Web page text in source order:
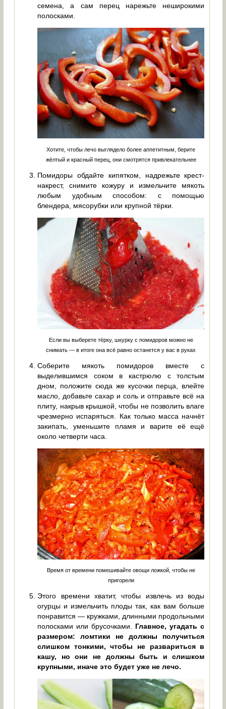
семена, а сам перец нарежьте неширокими
полосками.
Хотите, чтобы лечо выглядело более аппетитным, берите
жёлтый и красный перец, они смотрятся привлекательнее
Помидоры обдайте кипятком, надрежьте крест-
накрест, снимите кожуру и измельчите мякоть
любым удобным способом: с помощью
блендера, мясорубки или крупной тёрки.
Если вы выберете тёрку, шкурку с помидоров можно не
снимать — в итоге она всё равно останется у вас в руках
Соберите мякоть помидоров вместе с
выделившимся соком в кастрюлю с толстым
дном, положите сюда же кусочки перца, влейте
масло, добавьте сахар и соль и отправьте всё на
плиту, накрыв крышкой, чтобы не позволить влаге
чрезмерно испаряться. Как только масса начнёт
закипать, уменьшите пламя и варите её ещё
около четверти часа.
Время от времени помешивайте овощи ложкой, чтобы не
пригорели
Этого времени хватит, чтобы извлечь из воды
огурцы и измельчить плоды так, как вам больше
понравится — кружками, длинными продольными
полосками или брусочками. Главное, угадать с
размером: ломтики не должны получиться
слишком тонкими, чтобы не развариться в
кашу, но они не должны быть и слишком
крупными, иначе это будет уже не лечо.